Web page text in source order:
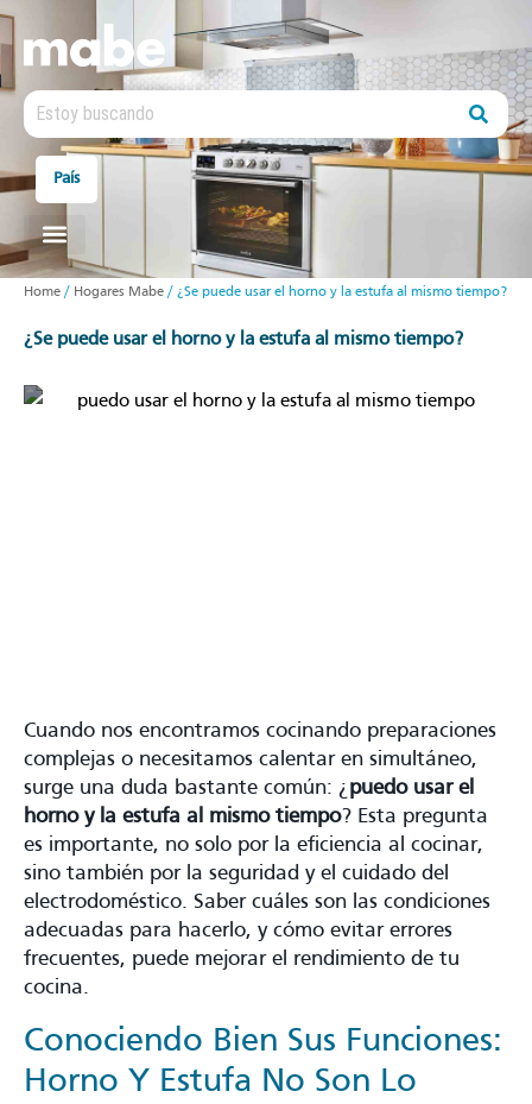
País
Home / Hogares Mabe / ¿Se puede usar el horno y la estufa al mismo tiempo?
¿se puede usar el horno y la estufa al mismo tiempo?
Cuando nos encontramos cocinando preparaciones
complejas o necesitamos calentar en simultáneo,
surge una duda bastante común: ¿ puedo usar el
horno y la estufa al mismo tiempo? Esta pregunta
es importante, no solo por la eficiencia al cocinar,
sino también por la seguridad y el cuidado del
electrodoméstico. Saber cuáles son las condiciones
adecuadas para hacerlo, y cómo evitar errores
frecuentes, puede mejorar el rendimiento de tu
cocina.
Conociendo Bien Sus Funciones:
Horno Y Estufa No Son Lo